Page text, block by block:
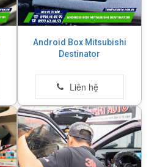
Android Box Mitsubishi
Destinator